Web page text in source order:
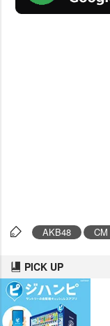
AKB48 CM
PICK UP